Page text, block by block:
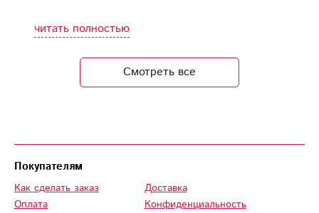
очень красивые
цветы. Большое
читать полностью
Смотреть все
Покупателям
Как сделать заказ
Оплата
Доставка
Конфиденциальность